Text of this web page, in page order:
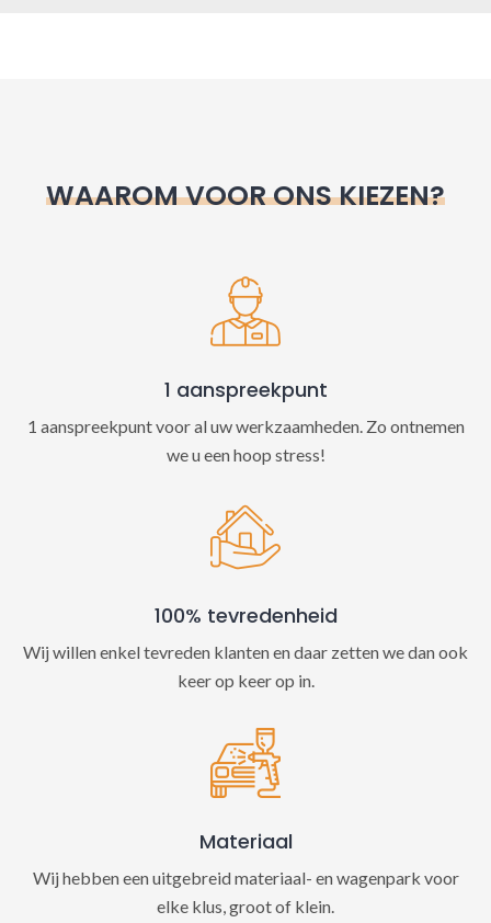
WAAROM VOOR ONS KIEZEN?
1 aanspreekpunt
1 aanspreekpunt voor al uw werkzaamheden. Zo ontnemen
we u een hoop stress!
100% tevredenheid
Wij willen enkel tevreden klanten en daar zetten we dan ook
keer op keer op in.
Materiaal
Wij hebben een uitgebreid materiaal- en wagenpark voor
elke klus, groot of klein.